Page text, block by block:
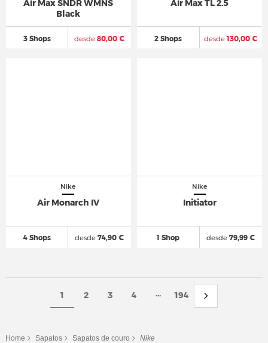
Air Max SNDR WMNS
Black
3 Shops desde 80,00 €
Air Max TL 2.5
2 Shops desde130,00 €
Nike
Air Monarch IV
4 Shops desde 74,90 €
Nike
Initiator
1 Shop desde 79,99 €
1 2 3 4 ... 194
Home Sapatos Sapatos de couro Nike